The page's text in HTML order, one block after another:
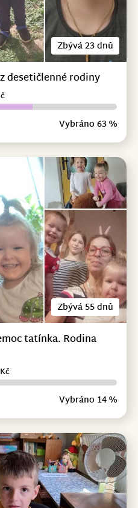
Zbývá 23 dnů
desetičlenné rodiny
Vybráno 63 %
Zbývá 55 dnů
tatínka. Rodina
Vybráno 14 %